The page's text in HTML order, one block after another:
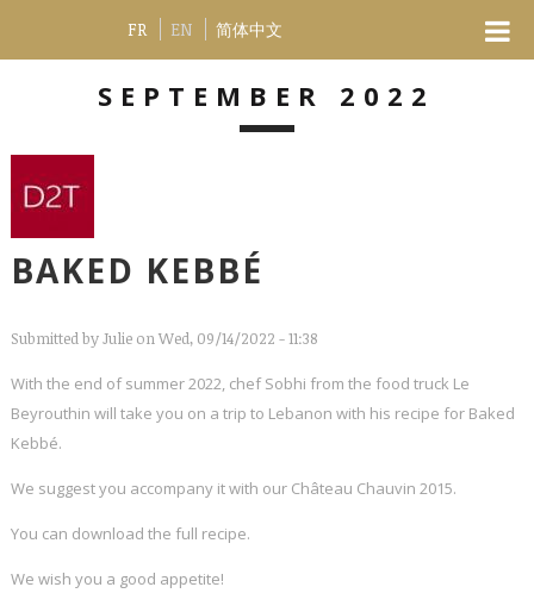
FR EN 简体中文
SEPTEMBER 2022
BAKED KEBBÉ
Submitted byJulieon Wed, 09/14/2022 - 11:38
With the end of summer 2022, chef Sobhi from the food truck Le
Beyrouthin will take you on a trip to Lebanon with his recipe for Baked
Kebbé.
We suggest you accompany it with our Château Chauvin 2015.
You can download the full recipe.
We wish you a good appetite!